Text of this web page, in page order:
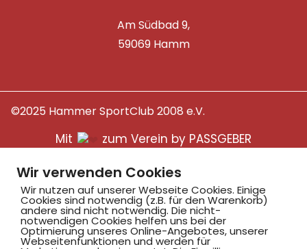
Am Südbad 9,
59069 Hamm
©2025 Hammer SportClub 2008 e.V.
Mit zum Verein by PASSGEBER
Impressum
Hinweisgebersystem
Wir verwenden Cookies
Wir nutzen auf unserer Webseite Cookies. Einige
Cookies sind notwendig (z.B. für den Warenkorb)
andere sind nicht notwendig. Die nicht-
notwendigen Cookies helfen uns bei der
Optimierung unseres Online-Angebotes, unserer
Webseitenfunktionen und werden für